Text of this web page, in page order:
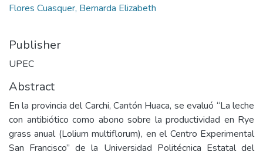
Flores Cuasquer, Bernarda Elizabeth
Publisher
UPEC
Abstract
En la provincia del Carchi, Cantón Huaca, se evaluó “La leche
con antibiótico como abono sobre la productividad en Rye
grass anual (Lolium multiflorum), en el Centro Experimental
San Francisco” de la Universidad Politécnica Estatal del